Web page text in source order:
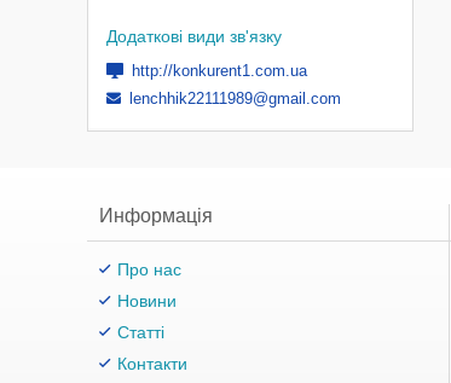
http://konkurent1.com.ua
lenchhik22111989@gmail.com
Информація
Про нас
Новини
Статті
Контакти